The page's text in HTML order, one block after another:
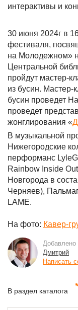
интерактивы и
30 июня 2024г в
фестиваля,
на Молодежном»
Центральной
пройдут мастер-
из бусин. Мастер-
бусин проведет
проведет
жонглирования «
В музыкальной
Нижегородские
перформанс
Rainbow Inside
Новгорода в
Черняев),
LAME.
На фото: Кавер-
Добавлено
Дмитрий
Написать
В раздел каталога